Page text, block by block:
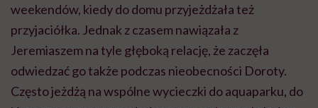
weekendów, kiedy do domu przyjeżdżała też
przyjaciółka. Jednak z czasem nawiązała z
Jeremiaszem na tyle głęboką relację, że zaczęła
odwiedzać go także podczas nieobecności Doroty.
Często jeżdżą na wspólne wycieczki do aquaparku, do